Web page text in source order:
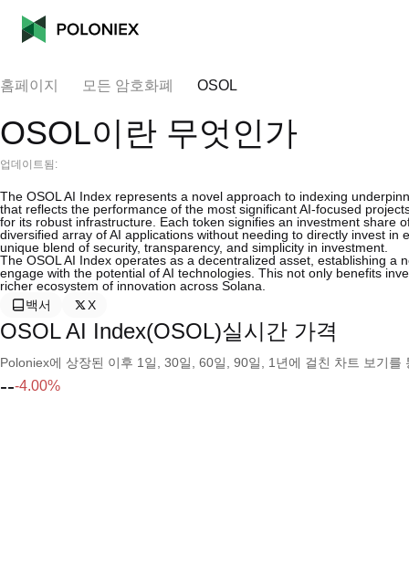
홈페이지 모든 암호화폐 OSOL
OSOL이란 무엇인가
업데이트됨:
The OSOL AI Index represents a novel approach to indexing
that reflects the performance of the most significant AI-focused
for its robust infrastructure. Each token signifies an investment share
diversified array of AI applications without needing to directly invest
unique blend of security, transparency, and simplicity in investment.
The OSOL AI Index operates as a decentralized asset, establishing
engage with the potential of AI technologies. This not only benefits
richer ecosystem of innovation across Solana.
백서
X
OSOL AI Index(OSOL)실시간 가격
Poloniex에 상장된 이후 1일, 30일, 60일, 90일, 1년에 걸친 차트 보기
---4.00%